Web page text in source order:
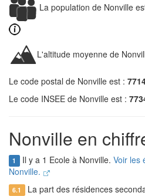
La population de Nonville
L'altitude moyenne de
Le code postal de Nonville est :
Le code INSEE de Nonville est :
Nonville en
1 Il y a 1 Ecole à Nonville. Voir les
Nonville.
6.1 La part des résidences